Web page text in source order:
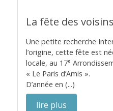
La fête des
Une petite recherche
l’origine, cette fête est
locale, au 17°
« Le Paris d’Amis ».
D’année en (...)
lire plus